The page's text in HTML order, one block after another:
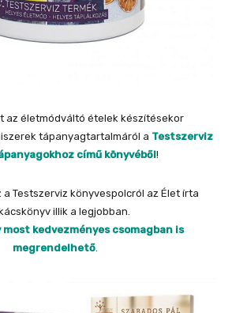
az életmódváltó ételek készítésekor
tápanyagtartalmáról a Testszerviz
című könyvéből!
a Testszerviz könyvespolcról az Élet írta
illik a legjobban.
most kedvezményes csomagban is
megrendelhető